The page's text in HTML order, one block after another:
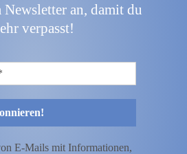
an, damit du
verpasst!
E-Mails mit Informationen,